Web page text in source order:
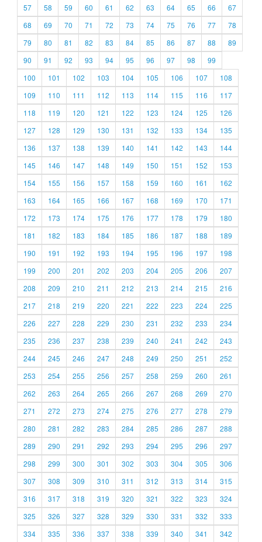
57
58 59 60 61 62 63 64 65 66
67
68
69 70 71 72 73 74 75 76 77
78
79
80 81 82 83 84 85 86 87 88
89
90
91 92 93 94 95 96 97 98
99
100
101 102 103 104 105 106 107
108
109
110 111 112 113 114 115 116
117
118
119 120 121 122 123 124 125
126
127
128 129 130 131 132 133 134
135
136
137 138 139 140 141 142 143
144
145
146 147 148 149 150 151 152
153
154
155 156 157 158 159 160 161
162
163
164 165 166 167 168 169 170
171
172
173 174 175 176 177 178 179
180
181
182 183 184 185 186 187 188
189
190
191 192 193 194 195 196 197
198
199
200 201 202 203 204 205 206
207
208
209 210 211 212 213 214 215
216
217
218 219 220 221 222 223 224
225
226
227 228 229 230 231 232 233
234
235
236 237 238 239 240 241 242
243
244
245 246 247 248 249 250 251
252
253
254 255 256 257 258 259 260
261
262
263 264 265 266 267 268 269
270
271
272 273 274 275 276 277 278
279
280
281 282 283 284 285 286 287
288
289
290 291 292 293 294 295 296
297
298
299 300 301 302 303 304 305
306
307
308 309 310 311 312 313 314
315
316
317 318 319 320 321 322 323
324
325
326 327 328 329 330 331 332
333
334
335 336 337 338 339 340 341 342